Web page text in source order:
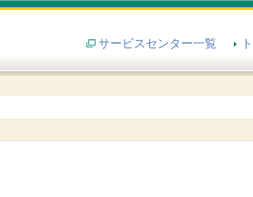
サービスセンター一覧